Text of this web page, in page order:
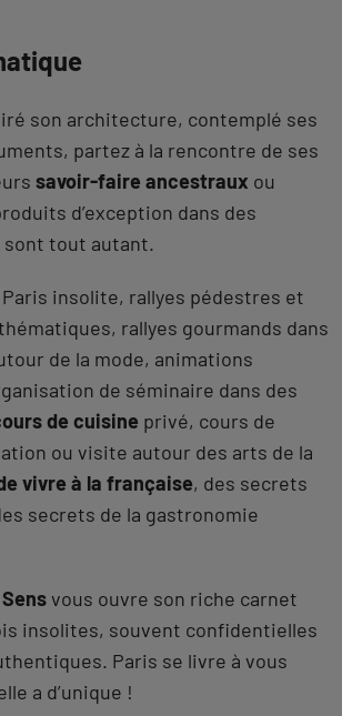
son architecture, contemplé ses
partez à la rencontre de ses
savoir-faire ancestraux ou
d’exception dans des
tout autant.
insolite, rallyes pédestres et
rallyes gourmands dans
de la mode, animations
de séminaire dans des
de cuisine privé, cours de
ou visite autour des arts de la
vivre à la française, des secrets
secrets de la gastronomie
vous ouvre son riche carnet
insolites, souvent confidentielles
Paris se livre à vous
a d’unique !